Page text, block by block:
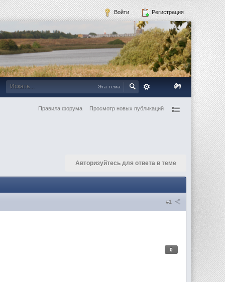
Войти Регистрация
Эта тема
Правила форума Просмотр новых публикаций
Авторизуйтесь для ответа в теме
#1
0